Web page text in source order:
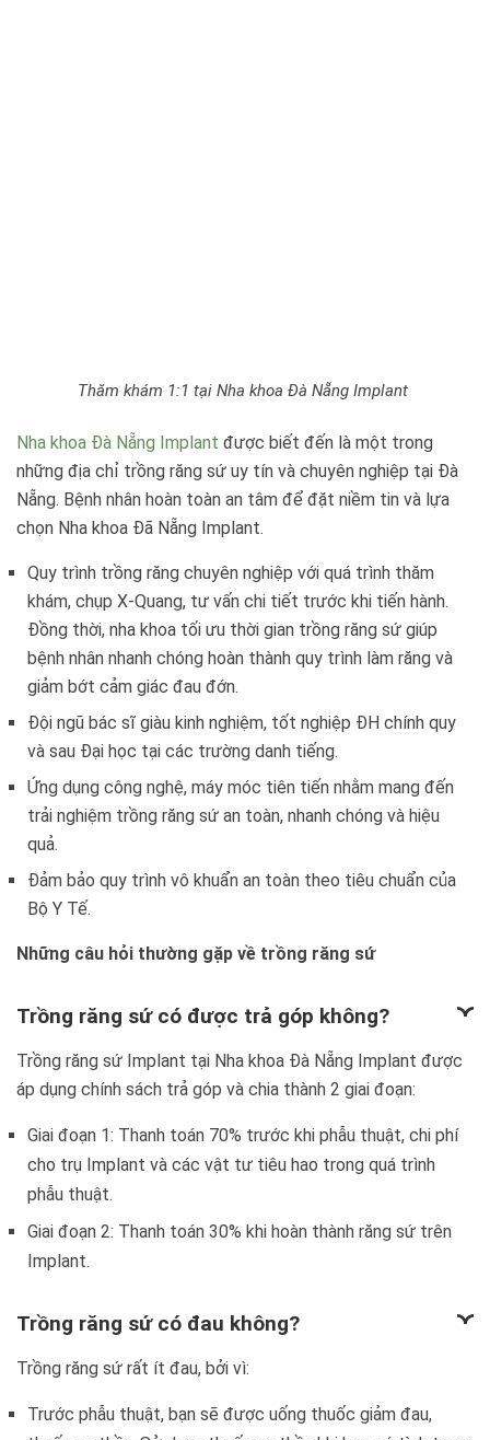
Thăm khám 1:1 tại Nha khoa Đà Nẵng Implant
Nha khoa Đà Nẵng Implant được biết đến là một trong
những địa chỉ trồng răng sứ uy tín và chuyên nghiệp tại Đà
Nẵng. Bệnh nhân hoàn toàn an tâm để đặt niềm tin và lựa
chọn Nha khoa Đã Nẵng Implant.
Quy trình trồng răng chuyên nghiệp với quá trình thăm
khám, chụp X-Quang, tư vấn chi tiết trước khi tiến hành.
Đồng thời, nha khoa tối ưu thời gian trồng răng sứ giúp
bệnh nhân nhanh chóng hoàn thành quy trình làm răng và
giảm bớt cảm giác đau đớn.
Đội ngũ bác sĩ giàu kinh nghiệm, tốt nghiệp ĐH chính quy
và sau Đại học tại các trường danh tiếng.
Ứng dụng công nghệ, máy móc tiên tiến nhằm mang đến
trải nghiệm trồng răng sứ an toàn, nhanh chóng và hiệu
quả.
Đảm bảo quy trình vô khuẩn an toàn theo tiêu chuẩn của
Bộ Y Tế.
Những câu hỏi thường gặp về trồng răng sứ
Trồng răng sứ có được trả góp không?
Trồng răng sứ Implant tại Nha khoa Đà Nẵng Implant được
áp dụng chính sách trả góp và chia thành 2 giai đoạn:
Giai đoạn 1: Thanh toán 70% trước khi phẫu thuật, chi phí
cho trụ Implant và các vật tư tiêu hao trong quá trình
phẫu thuật.
Giai đoạn 2: Thanh toán 30% khi hoàn thành răng sứ trên
Implant.
Trồng răng sứ có đau không?
Trồng răng sứ rất ít đau, bởi vì:
Trước phẫu thuật, bạn sẽ được uống thuốc giảm đau,